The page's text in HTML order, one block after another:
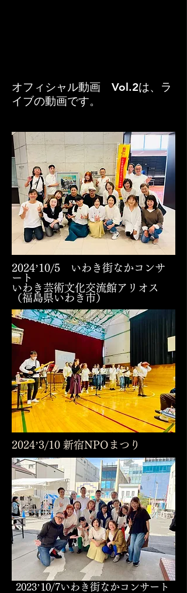
オフィシャル動画 Vol.2は、ラ
イブの動画です。
2024’10/5 いわき街なかコンサ
ート
いわき芸術文化交流館アリオス
（福島県いわき市）
2024’3/10 新宿NPOまつり
2023’10/7いわき街なかコンサート